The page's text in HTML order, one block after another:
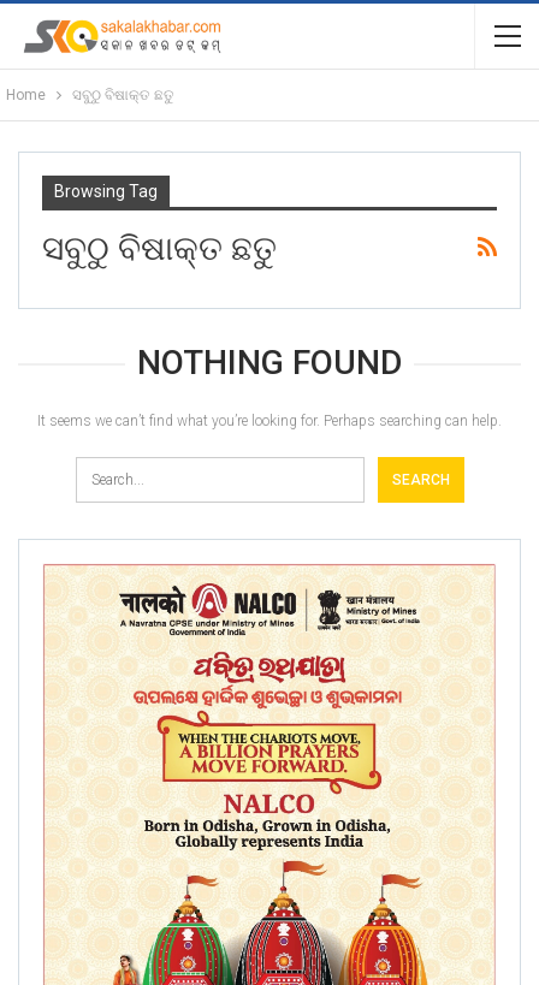
Home ସବୁଠୁ ବିଷାକ୍ତ ଛତୁ
Browsing Tag
ସବୁଠୁ ବିଷାକ୍ତ ଛତୁ
NOTHING FOUND
It seems we can’t find what you’re looking for. Perhaps searching can help.